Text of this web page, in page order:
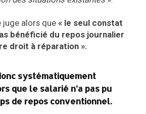
juge alors que « le seul constat
bénéficié du repos journalier
droit à réparation ».
systématiquement
que le salarié n’a pas pu
de repos conventionnel.